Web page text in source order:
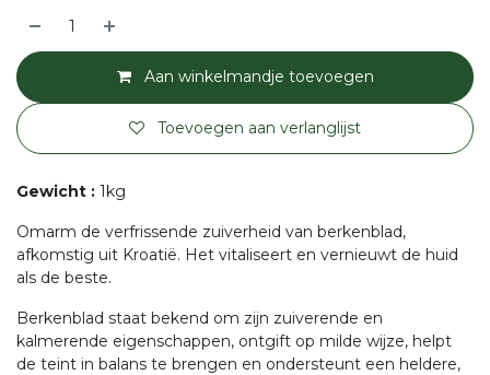
Aan winkelmandje toevoegen
Toevoegen aan verlanglijst
Gewicht : 1kg
Omarm de verfrissende zuiverheid van berkenblad,
afkomstig uit Kroatië. Het vitaliseert en vernieuwt de huid
als de beste.
Berkenblad staat bekend om zijn zuiverende en
kalmerende eigenschappen, ontgift op milde wijze, helpt
de teint in balans te brengen en ondersteunt een heldere,